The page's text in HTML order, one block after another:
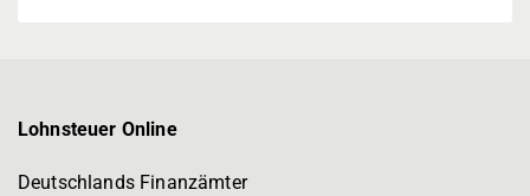
Lohnsteuer Online
Deutschlands Finanzämter